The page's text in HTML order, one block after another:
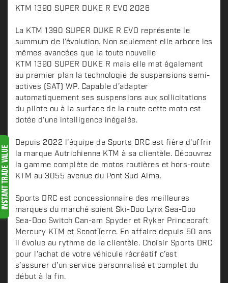
D
s
c
r
i
p
t
i
o
KTM 1390 SUPER DUKE R EVO 2026
La KTM 1390 SUPER DUKE R EVO représente le
summum de l’évolution. Non seulement elle arbore les
mêmes avancées que la toute nouvelle
KTM 1390 SUPER DUKE R mais elle met également
au premier plan la technologie de suspensions semi-
actives (SAT) WP. Capable d’adapter
automatiquement ses suspensions aux sollicitations
du pilote ou à la surface de la route cette moto est
dotée d’une intelligence inégalée.
Depuis 2022 l'équipe de Sports DRC est fière d'offrir
la marque Autrichienne KTM à sa clientèle. Découvrez
la gamme complète de motos routières et hors-route
KTM au 3055 avenue du Pont Sud Alma.
Sports DRC est concessionnaire des meilleures
marques du marché soient Ski-Doo Lynx Sea-Doo
Sea-Doo Switch Can-am Spyder et Ryker Princecraft
Mercury KTM et ScootTerre. En affaire depuis 50 ans
il évolue au rythme de la clientèle. Choisir Sports DRC
pour l’achat de votre véhicule récréatif c’est
s’assurer d’un service personnalisé et complet du
début à la fin.